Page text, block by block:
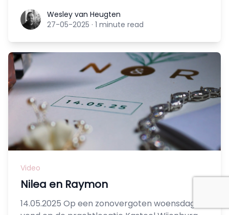
Wesley van Heugten
Wesley van Heugten
27-05-2025 · 1 minute read
Video
Nilea en Raymon
14.05.2025 Op een zonovergoten woensdag